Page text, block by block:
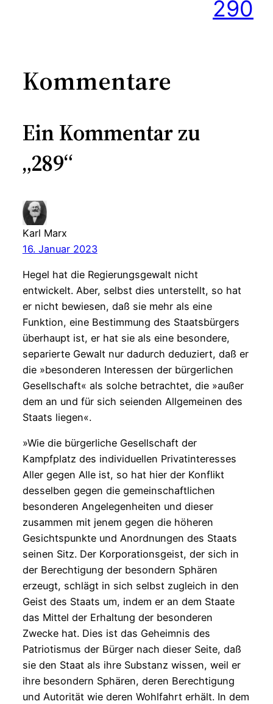
290
Kommentare
Ein Kommentar zu
„289“
Karl Marx
16. Januar 2023
Hegel hat die Regierungsgewalt nicht
entwickelt. Aber, selbst dies unterstellt, so hat
er nicht bewiesen, daß sie mehr als eine
Funktion, eine Bestimmung des Staatsbürgers
überhaupt ist, er hat sie als eine besondere,
separierte Gewalt nur dadurch deduziert, daß er
die »besonderen Interessen der bürgerlichen
Gesellschaft« als solche betrachtet, die »außer
dem an und für sich seienden Allgemeinen des
Staats liegen«.
»Wie die bürgerliche Gesellschaft der
Kampfplatz des individuellen Privatinteresses
Aller gegen Alle ist, so hat hier der Konflikt
desselben gegen die gemeinschaftlichen
besonderen Angelegenheiten und dieser
zusammen mit jenem gegen die höheren
Gesichtspunkte und Anordnungen des Staats
seinen Sitz. Der Korporationsgeist, der sich in
der Berechtigung der besondern Sphären
erzeugt, schlägt in sich selbst zugleich in den
Geist des Staats um, indem er an dem Staate
das Mittel der Erhaltung der besonderen
Zwecke hat. Dies ist das Geheimnis des
Patriotismus der Bürger nach dieser Seite, daß
sie den Staat als ihre Substanz wissen, weil er
ihre besondern Sphären, deren Berechtigung
und Autorität wie deren Wohlfahrt erhält. In dem